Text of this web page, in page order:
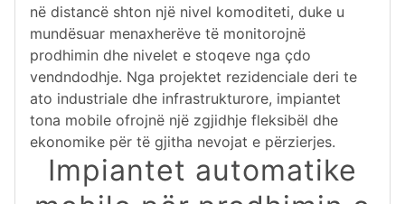
në distancë shton një nivel komoditeti, duke u
mundësuar menaxherëve të monitorojnë
prodhimin dhe nivelet e stoqeve nga çdo
vendndodhje. Nga projektet rezidenciale deri te
ato industriale dhe infrastrukturore, impiantet
tona mobile ofrojnë një zgjidhje fleksibël dhe
ekonomike për të gjitha nevojat e përzierjes.
Impiantet automatike